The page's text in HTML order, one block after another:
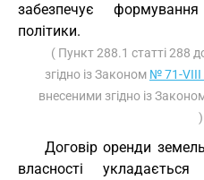
забезпечує
політики.
( Пункт 288.1 статті 288
згідно із Законом № 71-VIII
внесеними згідно із
)
Договір оренди
власності